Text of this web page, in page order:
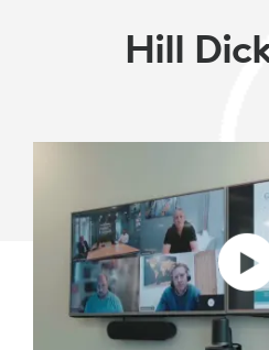
MICROSOFT
LOGITECH
Hill